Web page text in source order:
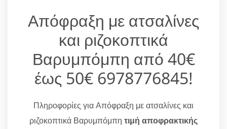
Απόφραξη με ατσαλίνες
και ριζοκοπτικά
Βαρυμπόμπη από 40€
έως 50€ 6978776845!
Πληροφορίες για Απόφραξη με ατσαλίνες και
ριζοκοπτικά Βαρυμπόμπη τιμή αποφρακτικής